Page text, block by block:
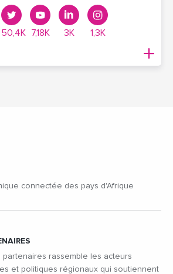
50,4K 7,18K 3K 1,3K
connectée des pays d'Afrique
partenaires rassemble les acteurs
et politiques régionaux qui soutiennent